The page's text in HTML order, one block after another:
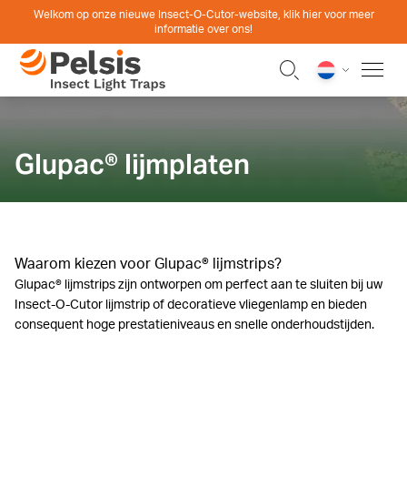
Skip to content
Welkom op onze nieuwe Insect-O-Cutor-website, klik hier voor meer
informatie over ons!
Pelsis Insect Light Traps
Glupac® lijmplaten
Waarom kiezen voor Glupac® lijmstrips?
Glupac® lijmstrips zijn ontworpen om perfect aan te sluiten bij uw
Insect-O-Cutor lijmstrip of decoratieve vliegenlamp en bieden
consequent hoge prestatieniveaus en snelle onderhoudstijden.